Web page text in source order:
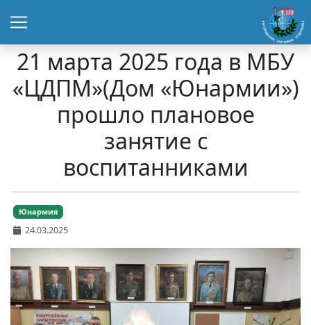
21 марта 2025 года в МБУ
«ЦДПМ»(Дом «Юнармии»)
прошло плановое
занятие с
воспитанниками
Юнармия
24.03.2025